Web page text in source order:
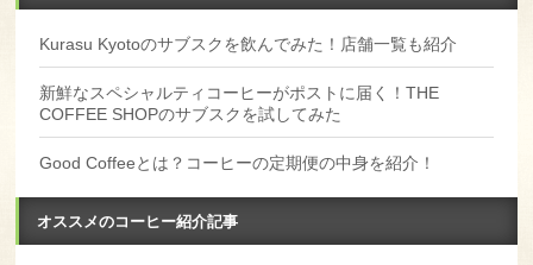
Kurasu Kyotoのサブスクを飲んでみた！店舗一覧も紹介
新鮮なスペシャルティコーヒーがポストに届く！THE
COFFEE SHOPのサブスクを試してみた
Good Coffeeとは？コーヒーの定期便の中身を紹介！
オススメのコーヒー紹介記事